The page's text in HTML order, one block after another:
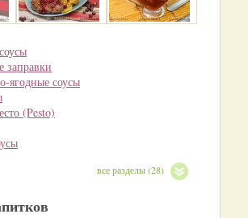
заправки
ягодные соусы
(Pesto)
все разделы (28)